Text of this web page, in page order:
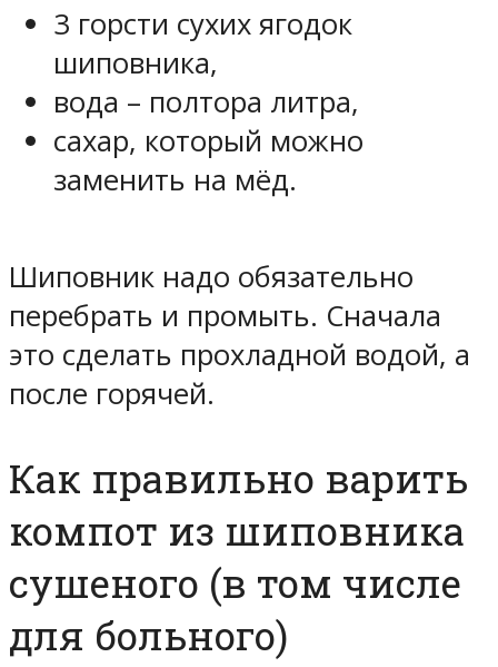
3 горсти сухих ягодок
шиповника,
вода – полтора литра,
сахар, который можно
заменить на мёд.
Шиповник надо обязательно
перебрать и промыть. Сначала
это сделать прохладной водой, а
после горячей.
Как правильно варить
компот из шиповника
сушеного (в том числе
для больного)